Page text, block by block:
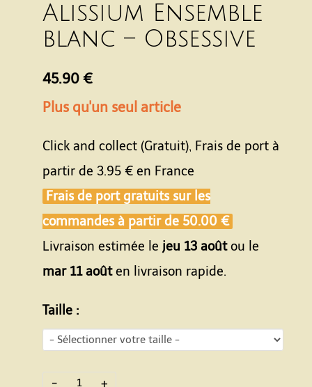
Alissium Ensemble
blanc – Obsessive
45.90 €
Plus qu'un seul article
Click and collect (Gratuit), Frais de port à
partir de 3.95 € en France
Frais de port gratuits sur les
commandes à partir de 50.00 €
Livraison estimée le jeu 13 aoûtou le
mar 11 aoûten livraison rapide.
Taille :
- +